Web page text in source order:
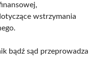
wstrzymania
bądź sąd przeprowadza